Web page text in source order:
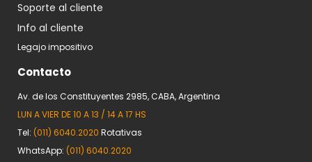
Soporte al cliente
Info al cliente
Legajo impositivo
Contacto
Av. de los Constituyentes 2985, CABA, Argentina
LUN A VIER DE 10 A 13 / 14 A 17 HS
Tel: (011) 6040.2020 Rotativas
WhatsApp: (011) 6040.2020